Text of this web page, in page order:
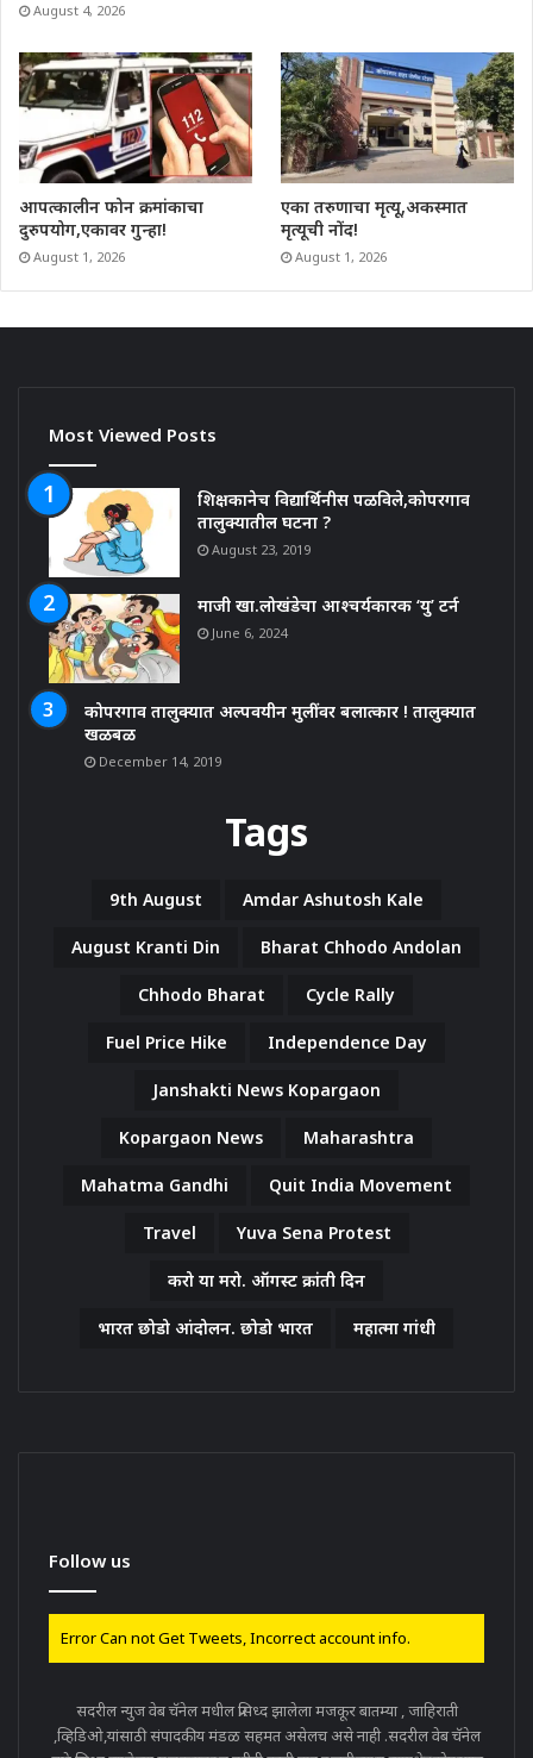
August 4, 2026
आपत्कालीन फोन क्रमांकाचा
दुरुपयोग,एकावर गुन्हा!
August 1, 2026
एका तरुणाचा मृत्यू,अकस्मात
मृत्यूची नोंद!
August 1, 2026
Most Viewed Posts
शिक्षकानेच विद्यार्थिनीस पळविले,कोपरगाव
तालुक्यातील घटना ?
August 23, 2019
माजी खा.लोखंडेचा आश्चर्यकारक ‘यु’ टर्न
June 6, 2024
कोपरगाव तालुक्यात अल्पवयीन मुलींवर बलात्कार ! तालुक्यात
खळबळ
December 14, 2019
Tags
9th August Amdar Ashutosh Kale
August Kranti Din Bharat Chhodo Andolan
Chhodo Bharat Cycle Rally
Fuel Price Hike Independence Day
Janshakti News Kopargaon
Kopargaon News Maharashtra
Mahatma Gandhi Quit India Movement
Travel Yuva Sena Protest
करो या मरो. ऑगस्ट क्रांती दिन
भारत छोडो आंदोलन. छोडो भारत महात्मा गांधी
Follow us
Error Can not Get Tweets, Incorrect account info.
सदरील न्युज वेब चॅनेल मधील प्रसिध्द झालेला मजकूर बातम्या , जाहिराती
,व्हिडिओ,यांसाठी संपादकीय मंडळ सहमत असेलच असे नाही .सदरील वेब चॅनेल